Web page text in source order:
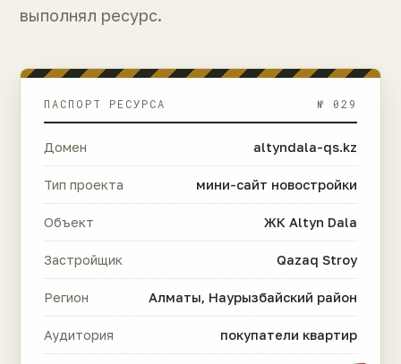
выполнял ресурс.
ПАСПОРТ РЕСУРСА № 029
Домен altyndala-qs.kz
Тип проекта мини-сайт новостройки
Объект ЖК Altyn Dala
Застройщик Qazaq Stroy
Регион Алматы, Наурызбайский район
Аудитория покупатели квартир